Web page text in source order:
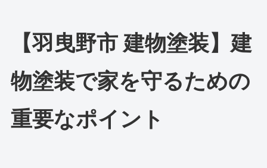
【羽曳野市 建物塗装】建
物塗装で家を守るための
重要なポイント